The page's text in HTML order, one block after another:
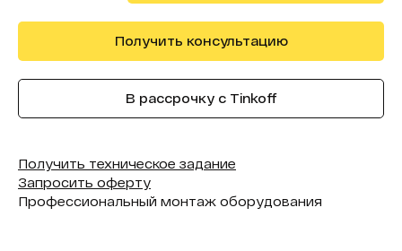
Получить консультацию
В рассрочку с Tinkoff
Получить техническое задание
Запросить оферту
Профессиональный монтаж оборудования